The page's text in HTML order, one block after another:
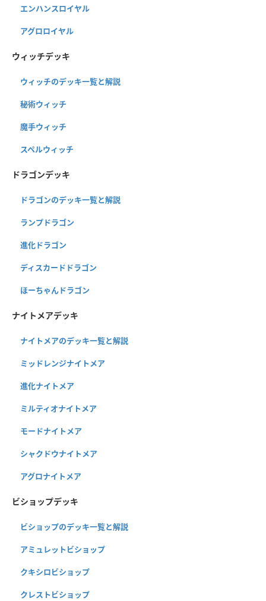
エンハンスロイヤル
アグロロイヤル
ウィッチデッキ
ウィッチのデッキ一覧と解説
秘術ウィッチ
魔手ウィッチ
スペルウィッチ
ドラゴンデッキ
ドラゴンのデッキ一覧と解説
ランプドラゴン
進化ドラゴン
ディスカードドラゴン
ほーちゃんドラゴン
ナイトメアデッキ
ナイトメアのデッキ一覧と解説
ミッドレンジナイトメア
進化ナイトメア
ミルティオナイトメア
モードナイトメア
シャクドウナイトメア
アグロナイトメア
ビショップデッキ
ビショップのデッキ一覧と解説
アミュレットビショップ
クキシロビショップ
クレストビショップ